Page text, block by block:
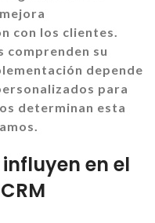
con los clientes.
comprenden su
depende
para
determinan esta
en el